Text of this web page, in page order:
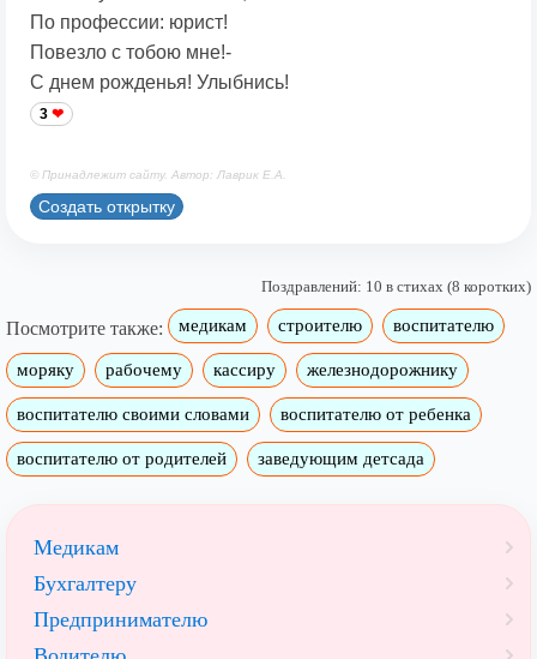
По профессии: юрист!
Повезло с тобою мне!-
С днем рожденья! Улыбнись!
3
© Принадлежит сайту. Автор: Лаврик Е.А.
Создать открытку
Поздравлений: 10 в стихах (8 коротких)
Посмотрите также: медикам строителю воспитателю
моряку рабочему кассиру железнодорожнику
воспитателю своими словами воспитателю от ребенка
воспитателю от родителей заведующим детсада
Медикам
Бухгалтеру
Предпринимателю